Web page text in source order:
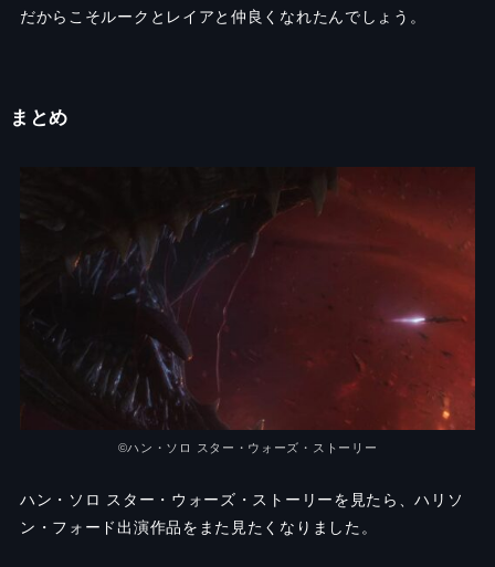
だからこそルークとレイアと仲良くなれたんでしょう。
まとめ
©ハン・ソロ スター・ウォーズ・ストーリー
ハン・ソロ スター・ウォーズ・ストーリーを見たら、ハリソ
ン・フォード出演作品をまた見たくなりました。